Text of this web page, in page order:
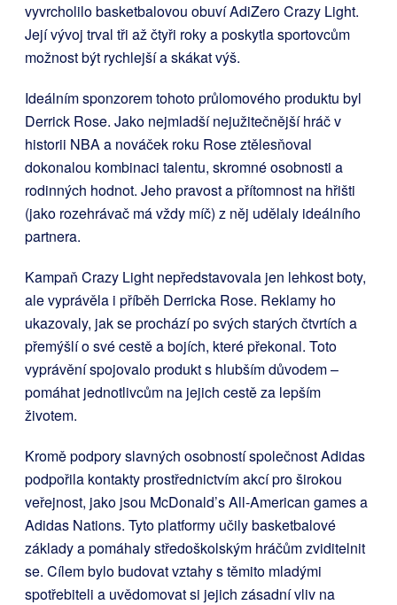
vyvrcholilo basketbalovou obuví AdiZero Crazy Light.
Její vývoj trval tři až čtyři roky a poskytla sportovcům
možnost být rychlejší a skákat výš.
Ideálním sponzorem tohoto průlomového produktu byl
Derrick Rose. Jako nejmladší nejužitečnější hráč v
historii NBA a nováček roku Rose ztělesňoval
dokonalou kombinaci talentu, skromné osobnosti a
rodinných hodnot. Jeho pravost a přítomnost na hřišti
(jako rozehrávač má vždy míč) z něj udělaly ideálního
partnera.
Kampaň Crazy Light nepředstavovala jen lehkost boty,
ale vyprávěla i příběh Derricka Rose. Reklamy ho
ukazovaly, jak se prochází po svých starých čtvrtích a
přemýšlí o své cestě a bojích, které překonal. Toto
vyprávění spojovalo produkt s hlubším důvodem –
pomáhat jednotlivcům na jejich cestě za lepším
životem.
Kromě podpory slavných osobností společnost Adidas
podpořila kontakty prostřednictvím akcí pro širokou
veřejnost, jako jsou McDonald’s All-American games a
Adidas Nations. Tyto platformy učily basketbalové
základy a pomáhaly středoškolským hráčům zviditelnit
se. Cílem bylo budovat vztahy s těmito mladými
spotřebiteli a uvědomovat si jejich zásadní vliv na